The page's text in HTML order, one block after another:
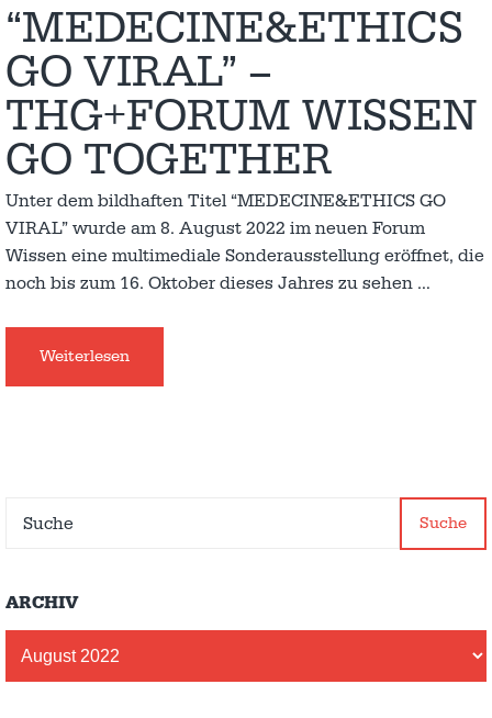
“MEDECINE&ETHICS
GO VIRAL” –
THG+FORUM WISSEN
GO TOGETHER
Unter dem bildhaften Titel “MEDECINE&ETHICS GO
VIRAL” wurde am 8. August 2022 im neuen Forum
Wissen eine multimediale Sonderausstellung eröffnet, die
noch bis zum 16. Oktober dieses Jahres zu sehen …
Weiterlesen
Suche
ARCHIV